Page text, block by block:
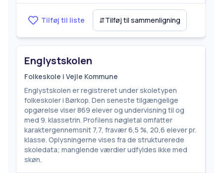
Tilføj til liste ⇵Tilføj til sammenligning
Englystskolen
Folkeskole i Vejle Kommune
Englystskolen er registreret under skoletypen
folkeskoler i Børkop. Den seneste tilgængelige
opgørelse viser 869 elever og undervisning til og
med 9. klassetrin. Profilens nøgletal omfatter
karaktergennemsnit 7,7, fravær 6,5 %, 20,6 elever pr.
klasse. Oplysningerne vises fra de strukturerede
skoledata; manglende værdier udfyldes ikke med
skøn.